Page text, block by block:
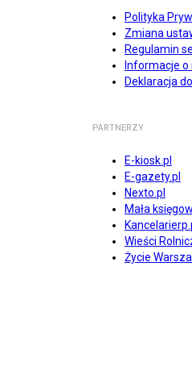
Polityka
Zmiana
Regulamin
Informacje
Deklaracja
PARTNERZY
E-kiosk.pl
E-gazety.pl
Nexto.pl
Mała
Wieści
Życie